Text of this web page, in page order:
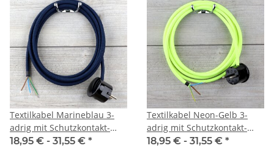
Textilkabel Marineblau 3-
adrig mit Schutzkontakt-
Winkelstecker
18,95 € - 31,55 € *
Textilkabel Neon-Gelb 3-
adrig mit Schutzkontakt-
Winkelstecker
18,95 € - 31,55 € *